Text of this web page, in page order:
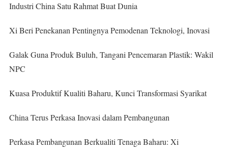
Industri China Satu Rahmat Buat Dunia
Xi Beri Penekanan Pentingnya Pemodenan Teknologi, Inovasi
Galak Guna Produk Buluh, Tangani Pencemaran Plastik: Wakil
NPC
Kuasa Produktif Kualiti Baharu, Kunci Transformasi Syarikat
China Terus Perkasa Inovasi dalam Pembangunan
Perkasa Pembangunan Berkualiti Tenaga Baharu: Xi